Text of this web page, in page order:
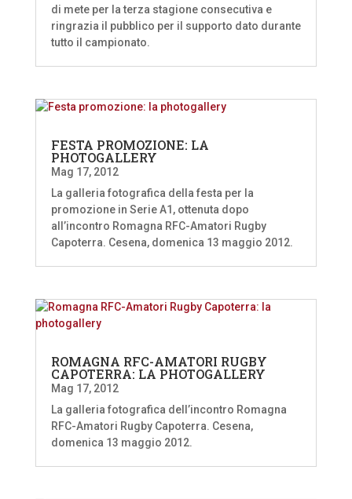
di mete per la terza stagione consecutiva e
ringrazia il pubblico per il supporto dato durante
tutto il campionato.
FESTA PROMOZIONE: LA
PHOTOGALLERY
Mag 17, 2012
La galleria fotografica della festa per la
promozione in Serie A1, ottenuta dopo
all’incontro Romagna RFC-Amatori Rugby
Capoterra. Cesena, domenica 13 maggio 2012.
ROMAGNA RFC-AMATORI RUGBY
CAPOTERRA: LA PHOTOGALLERY
Mag 17, 2012
La galleria fotografica dell’incontro Romagna
RFC-Amatori Rugby Capoterra. Cesena,
domenica 13 maggio 2012.